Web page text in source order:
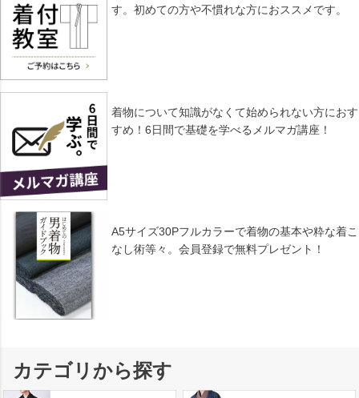
す。初めての方や不慣れな方におススメです。
着物について知識がなくて始められない方におす
すめ！6日間で基礎を学べるメルマガ講座！
A5サイズ30Pフルカラーで着物の基本や粋な着こ
なし術等々。会員登録で無料プレゼント！
カテゴリから探す